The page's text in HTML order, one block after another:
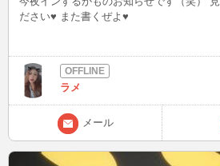
ださい♥ また書くぜよ♥
ラメ
メール